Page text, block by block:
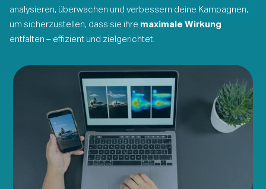
analysieren, überwachen und verbessern deine Kampagnen,
um sicherzustellen, dass sie ihre maximale Wirkung
entfalten – effizient und zielgerichtet.